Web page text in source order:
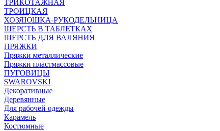
ТРИКОТАЖНАЯ
ТРОИЦКАЯ
ХОЗЯЮШКА-РУКОДЕЛЬНИЦА
ШЕРСТЬ В ТАБЛЕТКАХ
ШЕРСТЬ ДЛЯ ВАЛЯНИЯ
ПРЯЖКИ
Пряжки металлические
Пряжки пластмассовые
ПУГОВИЦЫ
SWAROVSKI
Декоративные
Деревянные
Для рабочей одежды
Карамель
Костюмные